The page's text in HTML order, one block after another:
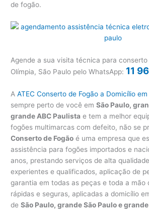
de fogão.
Agende a sua visita técnica para
Olímpia, São Paulo pelo WhatsApp: 11
AATEC Conserto de Fogão a Domicílio em
sempre perto de você emSão Paulo,
grande ABC Paulista e tem a melhor
fogões multimarcas com defeito, não se
Conserto de Fogão é uma empresa que
assistência para fogões importados e
anos, prestando serviços de alta
experientes e qualificados, aplicação de
garantia em todas as peças e toda a mão
rápidas e seguras, aplicadas a domicílio
deSão Paulo, grande São Paulo e